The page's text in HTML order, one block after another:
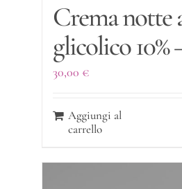
Crema notte
glicolico 10%
30,00 €
Aggiungi al
carrello